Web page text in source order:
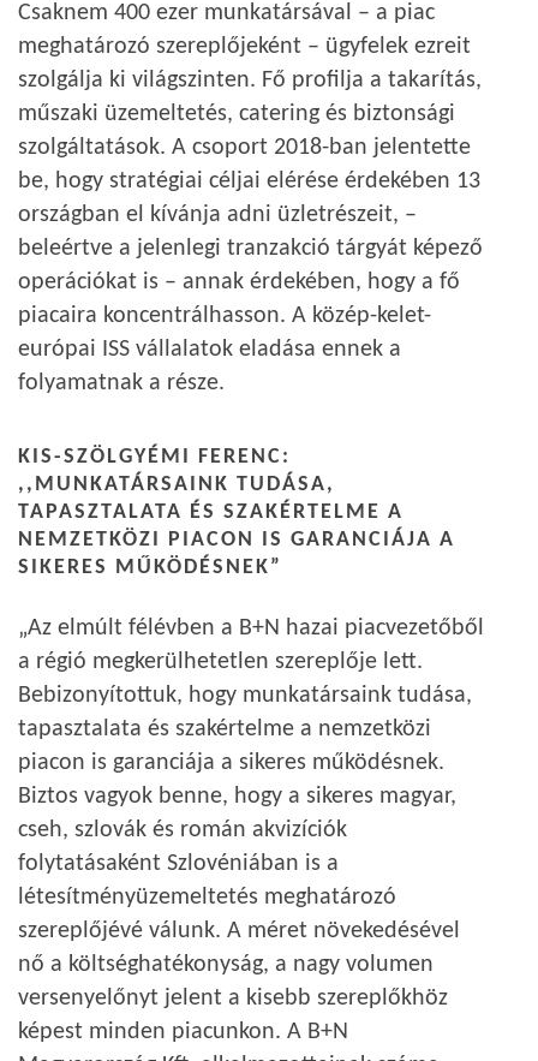
Csaknem 400 ezer munkatársával – a piac
meghatározó szereplőjeként – ügyfelek ezreit
szolgálja ki világszinten. Fő profilja a takarítás,
műszaki üzemeltetés, catering és biztonsági
szolgáltatások. A csoport 2018-ban jelentette
be, hogy stratégiai céljai elérése érdekében 13
országban el kívánja adni üzletrészeit, –
beleértve a jelenlegi tranzakció tárgyát képező
operációkat is – annak érdekében, hogy a fő
piacaira koncentrálhasson. A közép-kelet-
európai ISS vállalatok eladása ennek a
folyamatnak a része.
KIS-SZÖLGYÉMI FERENC:
,,MUNKATÁRSAINK TUDÁSA,
TAPASZTALATA ÉS SZAKÉRTELME A
NEMZETKÖZI PIACON IS GARANCIÁJA A
SIKERES MŰKÖDÉSNEK”
„Az elmúlt félévben a B+N hazai piacvezetőből
a régió megkerülhetetlen szereplője lett.
Bebizonyítottuk, hogy munkatársaink tudása,
tapasztalata és szakértelme a nemzetközi
piacon is garanciája a sikeres működésnek.
Biztos vagyok benne, hogy a sikeres magyar,
cseh, szlovák és román akvizíciók
folytatásaként Szlovéniában is a
létesítményüzemeltetés meghatározó
szereplőjévé válunk. A méret növekedésével
nő a költséghatékonyság, a nagy volumen
versenyelőnyt jelent a kisebb szereplőkhöz
képest minden piacunkon. A B+N